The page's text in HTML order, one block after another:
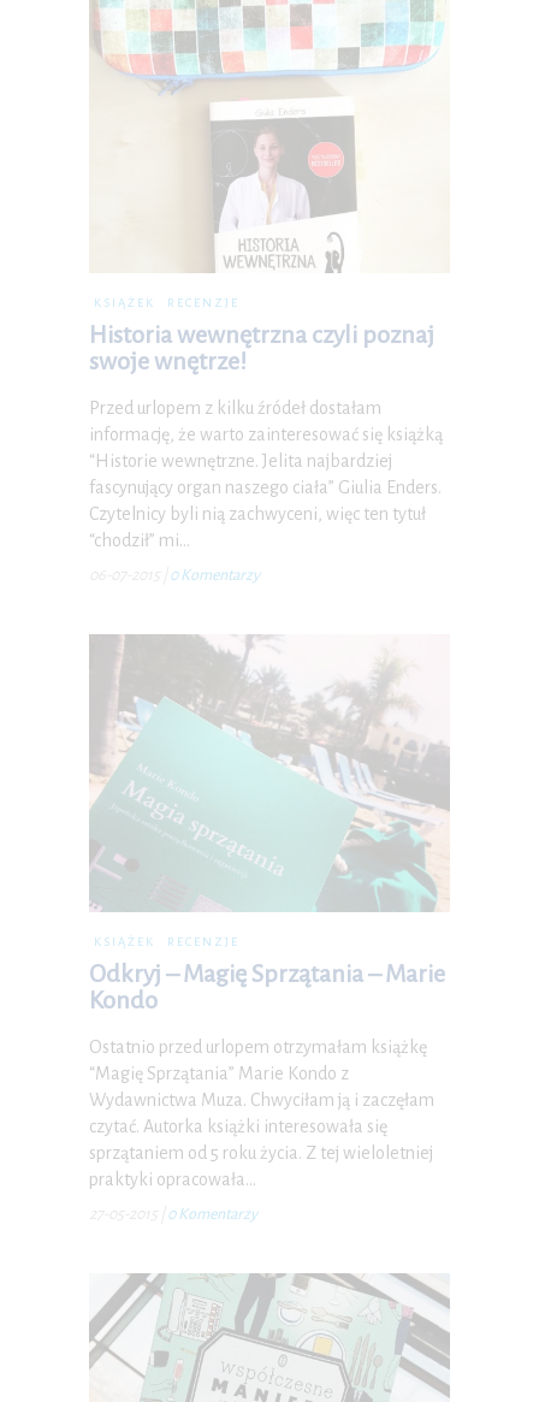
KSIĄŻEK RECENZJE
Historia wewnętrzna czyli poznaj
swoje wnętrze!
Przed urlopem z kilku źródeł dostałam
informację, że warto zainteresować się książką
“Historie wewnętrzne. Jelita najbardziej
fascynujący organ naszego ciała” Giulia Enders.
Czytelnicy byli nią zachwyceni, więc ten tytuł
“chodził” mi…
06-07-2015 0 Komentarzy
KSIĄŻEK RECENZJE
Odkryj – Magię Sprzątania – Marie
Kondo
Ostatnio przed urlopem otrzymałam książkę
“Magię Sprzątania” Marie Kondo z
Wydawnictwa Muza. Chwyciłam ją i zaczęłam
czytać. Autorka książki interesowała się
sprzątaniem od 5 roku życia. Z tej wieloletniej
praktyki opracowała…
27-05-2015 0 Komentarzy